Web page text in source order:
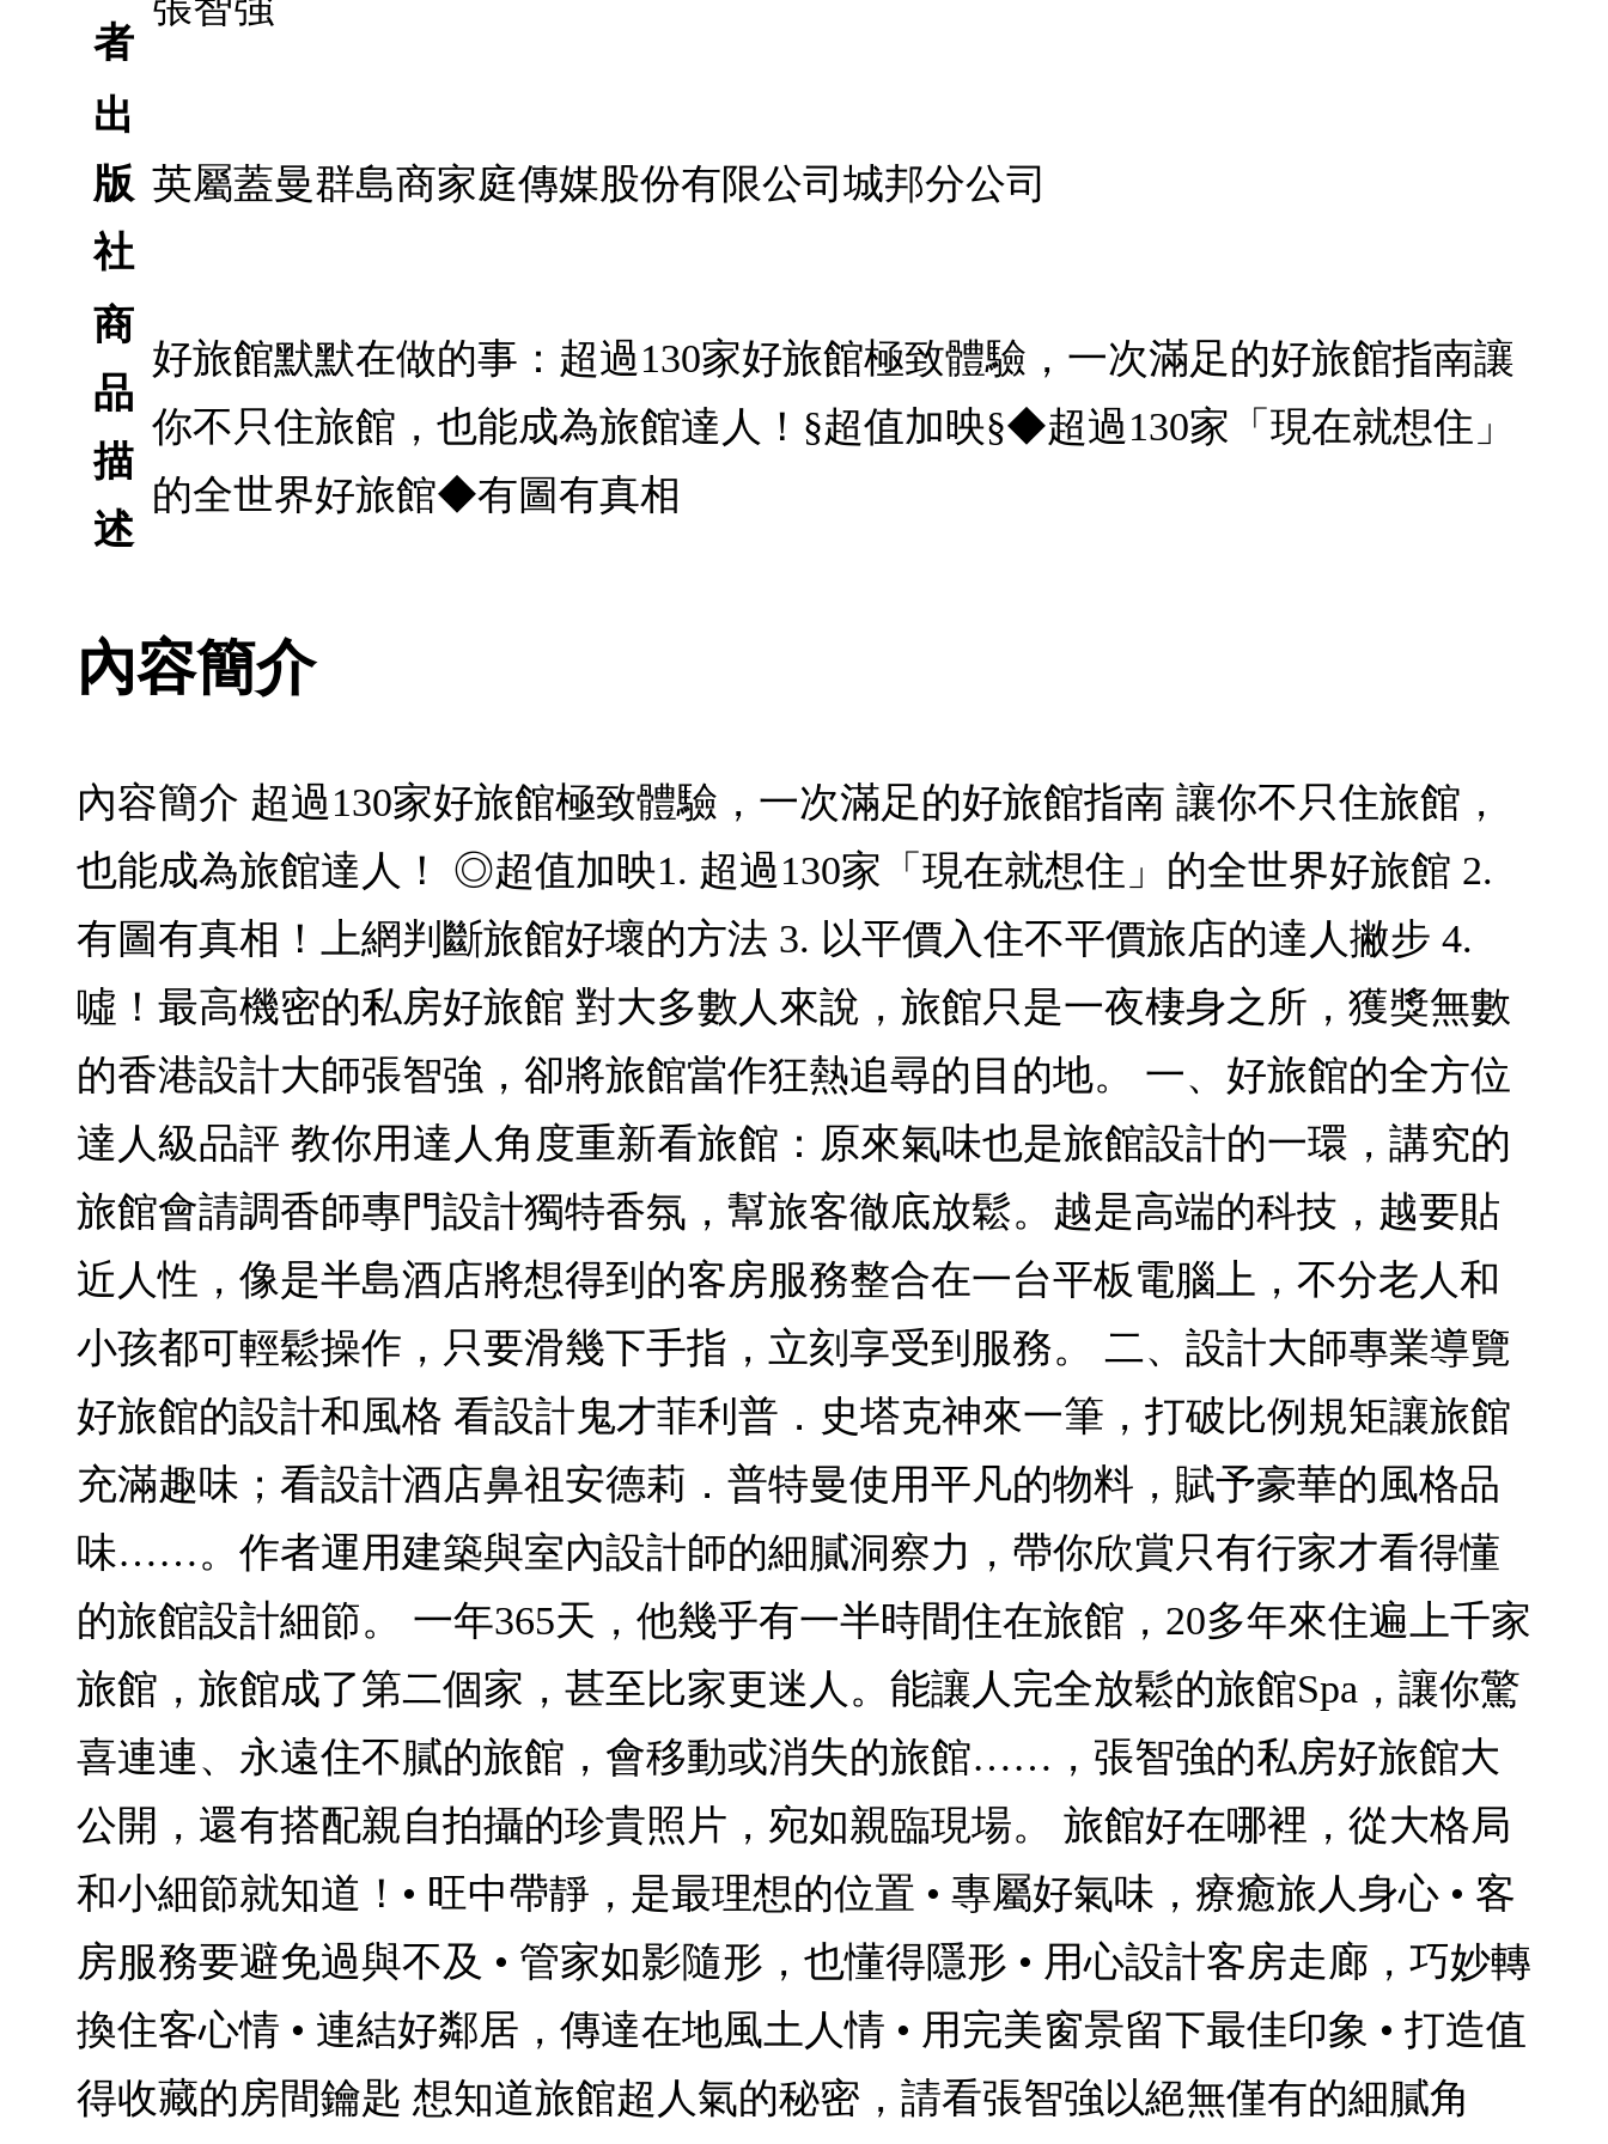
者
出
版
社
英屬蓋曼群島商家庭傳媒股份有限公司城邦分公司
商
品
描
述
好旅館默默在做的事：超過130家好旅館極致體驗，一次滿足的好旅館指南讓
你不只住旅館，也能成為旅館達人！§超值加映§◆超過130家「現在就想住」
的全世界好旅館◆有圖有真相
內容簡介
內容簡介 超過130家好旅館極致體驗，一次滿足的好旅館指南 讓你不只住旅館，
也能成為旅館達人！ ◎超值加映1. 超過130家「現在就想住」的全世界好旅館 2.
有圖有真相！上網判斷旅館好壞的方法 3. 以平價入住不平價旅店的達人撇步 4.
噓！最高機密的私房好旅館 對大多數人來說，旅館只是一夜棲身之所，獲獎無數
的香港設計大師張智強，卻將旅館當作狂熱追尋的目的地。 一、好旅館的全方位
達人級品評 教你用達人角度重新看旅館：原來氣味也是旅館設計的一環，講究的
旅館會請調香師專門設計獨特香氛，幫旅客徹底放鬆。越是高端的科技，越要貼
近人性，像是半島酒店將想得到的客房服務整合在一台平板電腦上，不分老人和
小孩都可輕鬆操作，只要滑幾下手指，立刻享受到服務。 二、設計大師專業導覽
好旅館的設計和風格 看設計鬼才菲利普．史塔克神來一筆，打破比例規矩讓旅館
充滿趣味；看設計酒店鼻祖安德莉．普特曼使用平凡的物料，賦予豪華的風格品
味……。作者運用建築與室內設計師的細膩洞察力，帶你欣賞只有行家才看得懂
的旅館設計細節。 一年365天，他幾乎有一半時間住在旅館，20多年來住遍上千家
旅館，旅館成了第二個家，甚至比家更迷人。能讓人完全放鬆的旅館Spa，讓你驚
喜連連、永遠住不膩的旅館，會移動或消失的旅館……，張智強的私房好旅館大
公開，還有搭配親自拍攝的珍貴照片，宛如親臨現場。 旅館好在哪裡，從大格局
和小細節就知道！• 旺中帶靜，是最理想的位置 • 專屬好氣味，療癒旅人身心 • 客
房服務要避免過與不及 • 管家如影隨形，也懂得隱形 • 用心設計客房走廊，巧妙轉
換住客心情 • 連結好鄰居，傳達在地風土人情 • 用完美窗景留下最佳印象 • 打造值
得收藏的房間鑰匙 想知道旅館超人氣的秘密，請看張智強以絕無僅有的細膩角